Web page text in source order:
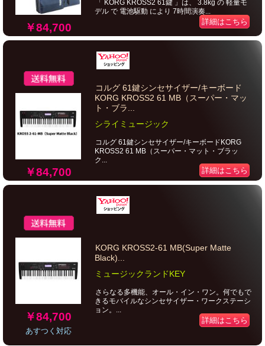
￥84,700
「 KORG KROSS2 61鍵 」は、 3.8kg の 軽量モ
デル で 電池駆動 により 7時間演奏...
詳細はこちら
￥84,700
コルグ 61鍵シンセサイザー/キーボード
KORG KROSS2 61 MB（スーパー・マッ
ト・ブラ...
シライミュージック
コルグ 61鍵シンセサイザー/キーボードKORG
KROSS2 61 MB（スーパー・マット・ブラッ
ク...
詳細はこちら
￥84,700
あすつく対応
KORG KROSS2-61 MB(Super Matte
Black)...
ミュージックランドKEY
さらなる多機能、オール・イン・ワン。何でもで
きるモバイルなシンセサイザー・ワークステーシ
ョン。...
詳細はこちら